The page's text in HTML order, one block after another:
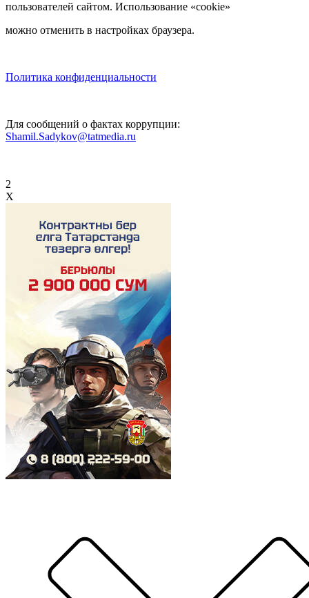
пользователей сайтом. Использование «cookie»
можно отменить в настройках браузера.
Политика конфиденциальности
Для сообщений о фактах коррупции:
Shamil.Sadykov@tatmedia.ru
2
X